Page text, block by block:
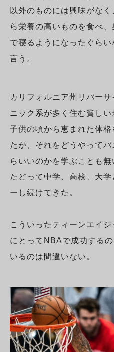
以外のものには興味がな
ら栄養の高いものを食べ
で寝るようになったぐら
言う。
カリフォルニア州リバー
ニック系が多く住む貧しい
子供の頃から恵まれた体
たが、それをどうやって
らいいのかを学ぶことも
たどって中学、高校、大
ーし続けてきた。
こういったティーンエイ
にとってNBAで成功する
いるのは間違いない。